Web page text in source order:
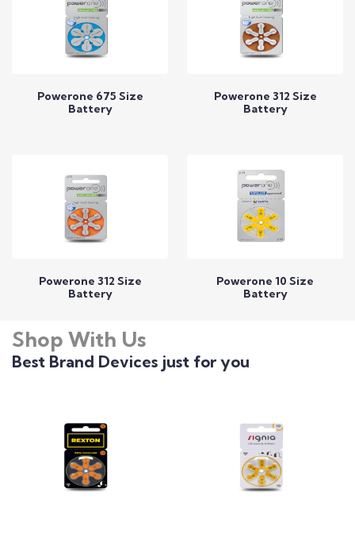
Powerone 675 Size
Battery
Powerone 312 Size
Battery
Call to Expert
Powerone 312 Size
Battery
Powerone 10 Size
Battery
Shop With Us
Best Brand Devices just for you